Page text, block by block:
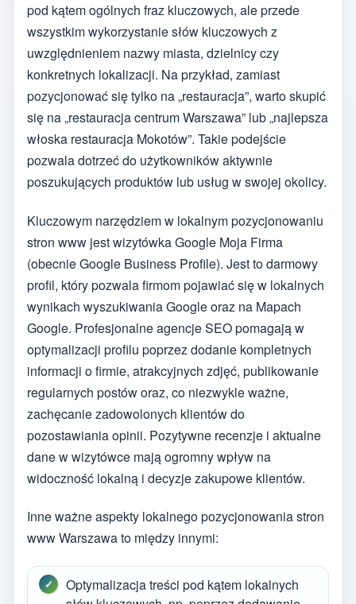
pod kątem ogólnych fraz kluczowych, ale przede
wszystkim wykorzystanie słów kluczowych z
uwzględnieniem nazwy miasta, dzielnicy czy
konkretnych lokalizacji. Na przykład, zamiast
pozycjonować się tylko na „restauracja”, warto skupić
się na „restauracja centrum Warszawa” lub „najlepsza
włoska restauracja Mokotów”. Takie podejście
pozwala dotrzeć do użytkowników aktywnie
poszukujących produktów lub usług w swojej okolicy.
Kluczowym narzędziem w lokalnym pozycjonowaniu
stron www jest wizytówka Google Moja Firma
(obecnie Google Business Profile). Jest to darmowy
profil, który pozwala firmom pojawiać się w lokalnych
wynikach wyszukiwania Google oraz na Mapach
Google. Profesjonalne agencje SEO pomagają w
optymalizacji profilu poprzez dodanie kompletnych
informacji o firmie, atrakcyjnych zdjęć, publikowanie
regularnych postów oraz, co niezwykle ważne,
zachęcanie zadowolonych klientów do
pozostawiania opinii. Pozytywne recenzje i aktualne
dane w wizytówce mają ogromny wpływ na
widoczność lokalną i decyzje zakupowe klientów.
Inne ważne aspekty lokalnego pozycjonowania stron
www Warszawa to między innymi:
Optymalizacja treści pod kątem lokalnych